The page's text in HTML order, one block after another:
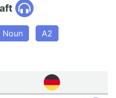
Noun A2